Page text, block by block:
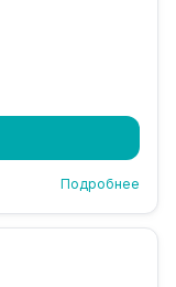
Подробнее